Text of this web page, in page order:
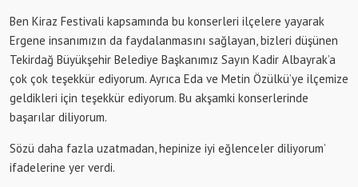
Ben Kiraz Festivali kapsamında bu konserleri ilçelere yayarak
Ergene insanımızın da faydalanmasını sağlayan, bizleri düşünen
Tekirdağ Büyükşehir Belediye Başkanımız Sayın Kadir Albayrak’a
çok çok teşekkür ediyorum. Ayrıca Eda ve Metin Özülkü’ye ilçemize
geldikleri için teşekkür ediyorum. Bu akşamki konserlerinde
başarılar diliyorum.
Sözü daha fazla uzatmadan, hepinize iyi eğlenceler diliyorum’
ifadelerine yer verdi.